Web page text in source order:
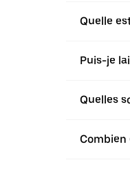
Quelle
Puis-je
Quelles
Combien